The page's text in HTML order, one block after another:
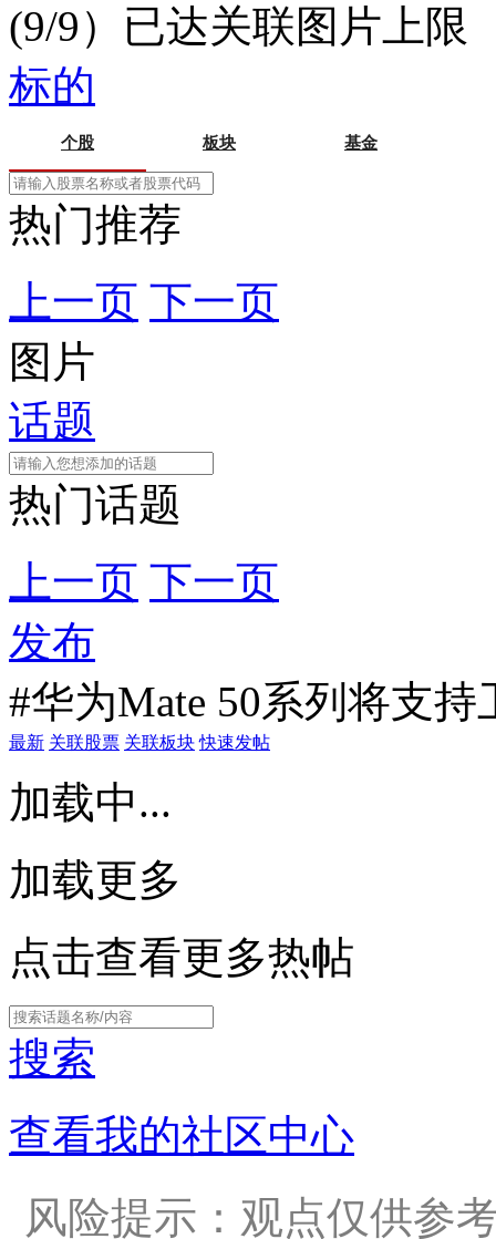
(9/9）已达关联图片上限
标的
个股 板块 基金
热门推荐
上一页 下一页
图片
话题
热门话题
上一页 下一页
发布
#华为Mate 50系列将支持
最新 关联股票 关联板块 快速发帖
加载中...
加载更多
点击查看更多热帖
搜索
查看我的社区中心
风险提示：观点仅供参